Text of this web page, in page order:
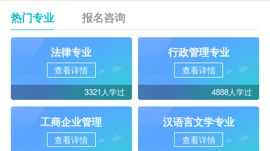
热门专业 报名咨询
法律专业
查看详情
3321人学过
行政管理专业
查看详情
4888人学过
工商企业管理
查看详情
汉语言文学专业
查看详情